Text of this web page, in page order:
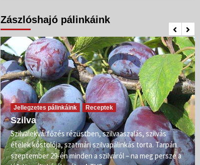
Zászlóshajó pálinkáink
Jellegzetes pálinkáink Receptek
Szilva
Szilvalekvárfőzés rézüstben, szilvaaszalás, szilvás
ételek kóstolója, szatmári szilvapálinkás torta. Tarpán
szeptember 29-én minden a szilváról – na meg persze a